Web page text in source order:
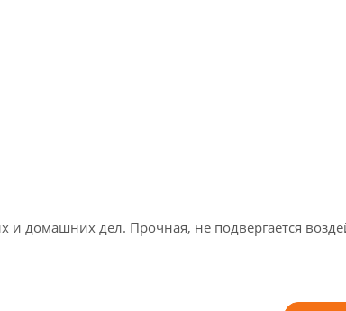
домашних дел. Прочная, не подвергается